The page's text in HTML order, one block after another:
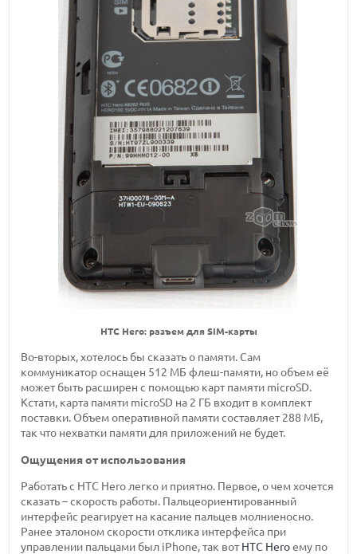
HTC Hero: разъем для SIM-карты
Во-вторых, хотелось бы сказать о памяти. Сам
коммуникатор оснащен 512 МБ флеш-памяти, но объем её
может быть расширен с помощью карт памяти microSD.
Кстати, карта памяти microSD на 2 ГБ входит в комплект
поставки. Объем оперативной памяти составляет 288 МБ,
так что нехватки памяти для приложений не будет.
Ощущения от использования
Работать с HTC Hero легко и приятно. Первое, о чем хочется
сказать – скорость работы. Пальцеориентированный
интерфейс реагирует на касание пальцев молниеносно.
Ранее эталоном скорости отклика интерфейса при
управлении пальцами был iPhone, так вотHTC Heroему по